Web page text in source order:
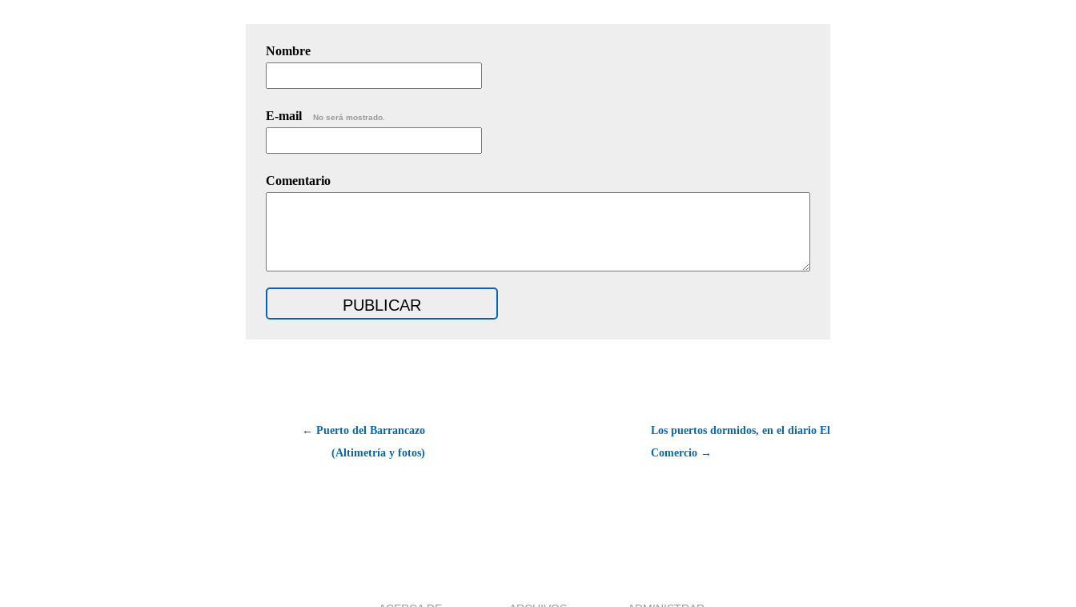
Nombre
E-mail No será mostrado.
Comentario
← Puerto del Barrancazo
(Altimetría y fotos)
Los puertos dormidos, en el diario El
Comercio →